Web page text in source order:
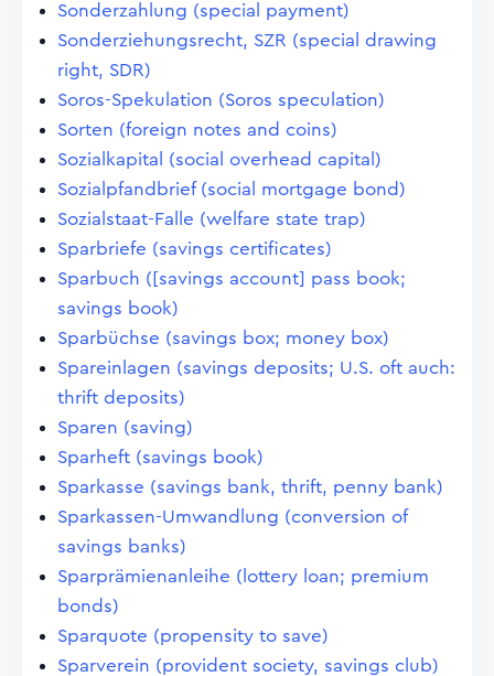
Sonderzahlung (special payment)
Sonderziehungsrecht, SZR (special drawing
right, SDR)
Soros-Spekulation (Soros speculation)
Sorten (foreign notes and coins)
Sozialkapital (social overhead capital)
Sozialpfandbrief (social mortgage bond)
Sozialstaat-Falle (welfare state trap)
Sparbriefe (savings certificates)
Sparbuch ([savings account] pass book;
savings book)
Sparbüchse (savings box; money box)
Spareinlagen (savings deposits; U.S. oft auch:
thrift deposits)
Sparen (saving)
Sparheft (savings book)
Sparkasse (savings bank, thrift, penny bank)
Sparkassen-Umwandlung (conversion of
savings banks)
Sparprämienanleihe (lottery loan; premium
bonds)
Sparquote (propensity to save)
Sparverein (provident society, savings club)